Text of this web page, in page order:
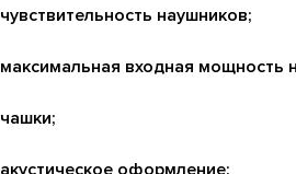
чувствительность наушников;
максимальная входная мощность
чашки;